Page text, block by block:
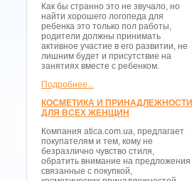
Как бы странно это не звучало, но
найти хорошего логопеда для
ребенка это только пол работы,
родители должны принимать
активное участие в его развитии, не
лишним будет и присутствие на
занятиях вместе с ребенком.
Подробнее...
КОСМЕТИКА И ПРИНАДЛЕЖНОСТИ
ДЛЯ ВСЕХ ЖЕНЩИН
Компания atica.com.ua, предлагает
покупателям и тем, кому не
безразлично чувство стиля,
обратить внимание на предложения
связанные с покупкой,